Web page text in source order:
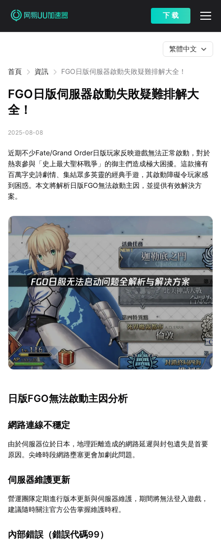
下 载
首頁 資訊 FGO日版伺服器啟動失敗疑難排解大全！
繁體中文
FGO日版伺服器啟動失敗疑難排解大
全！
2025-08-08
近期不少Fate/Grand Order日版玩家反映遊戲無法正常啟動，對於
熱衷參與「史上最大聖杯戰爭」的御主們造成極大困擾。這款擁有
百萬字史詩劇情、集結眾多英靈的經典手遊，其啟動障礙令玩家感
到困惑。本文將解析日版FGO無法啟動主因，並提供有效解決方
案。
日版FGO無法啟動主因分析
網路連線不穩定
由於伺服器位於日本，地理距離造成的網路延遲與封包遺失是首要
原因。尖峰時段網路壅塞更會加劇此問題。
伺服器維護更新
營運團隊定期進行版本更新與伺服器維護，期間將無法登入遊戲，
建議隨時關注官方公告掌握維護時程。
內部錯誤（錯誤代碼99）